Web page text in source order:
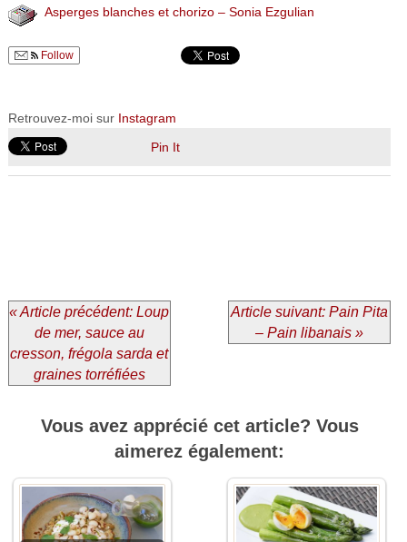
Asperges blanches et chorizo – Sonia Ezgulian
Follow
Retrouvez-moi sur Instagram
Pin It
« Article précédent: Loup
de mer, sauce au
cresson, frégola sarda et
graines torréfiées
Article suivant: Pain Pita
– Pain libanais »
Vous avez apprécié cet article? Vous
aimerez également: